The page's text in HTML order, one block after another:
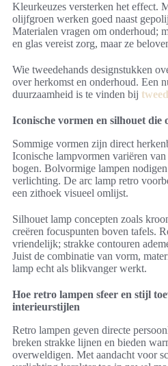
Kleurkeuzes versterken het effect.
olijfgroen werken goed naast
Materialen vragen om onderhoud;
en glas vereist zorg, maar ze
Wie tweedehands designstukken
over herkomst en onderhoud. Een
duurzaamheid is te vinden bij
Iconische vormen en silhouet die
Sommige vormen zijn direct
Iconische lampvormen variëren
bogen. Bolvormige lampen
verlichting. De arc lamp retro
een zithoek visueel omlijst.
Silhouet lamp concepten zoals
creëren focuspunten boven tafels.
vriendelijk; strakke contouren
Juist de combinatie van vorm,
lamp echt als blikvanger werkt.
Hoe retro lampen sfeer en stijl
interieurstijlen
Retro lampen geven directe
breken strakke lijnen en bieden
overweldigen. Met aandacht voor